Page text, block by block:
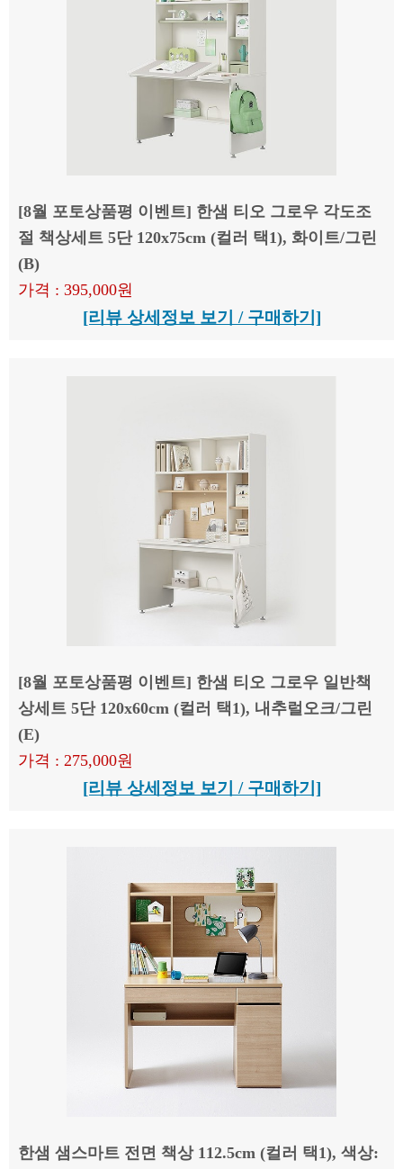
[8월 포토상품평 이벤트] 한샘 티오 그로우 각도조
절 책상세트 5단 120x75cm (컬러 택1), 화이트/그린
(B)
가격 : 395,000원
[리뷰 상세정보 보기 / 구매하기]
[8월 포토상품평 이벤트] 한샘 티오 그로우 일반책
상세트 5단 120x60cm (컬러 택1), 내추럴오크/그린
(E)
가격 : 275,000원
[리뷰 상세정보 보기 / 구매하기]
한샘 샘스마트 전면 책상 112.5cm (컬러 택1), 색상: